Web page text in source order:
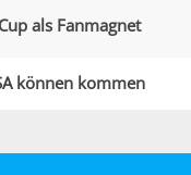
als Fanmagnet
können kommen